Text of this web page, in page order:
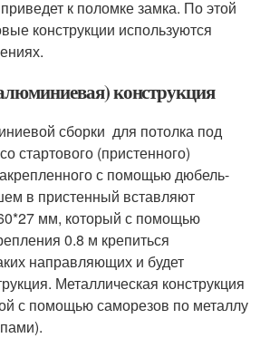
к поломке замка. По этой
конструкции используются
конструкция
сборки для потолка под
стартового (пристенного)
с помощью дюбель-
в пристенный вставляют
мм, который с помощью
0.8 м крепиться
направляющих и будет
Металлическая конструкция
с помощью саморезов по металлу